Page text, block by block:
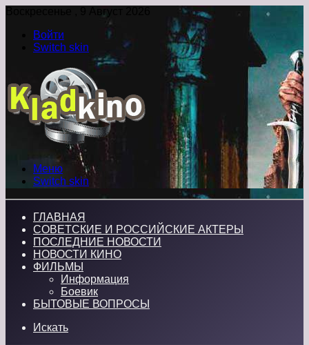
Воскресенье , 9 Август 2026
Войти
Switch skin
Меню
Switch skin
ГЛАВНАЯ
СОВЕТСКИЕ И РОССИЙСКИЕ АКТЕРЫ
ПОСЛЕДНИЕ НОВОСТИ
НОВОСТИ КИНО
ФИЛЬМЫ
Информация
Боевик
БЫТОВЫЕ ВОПРОСЫ
Искать